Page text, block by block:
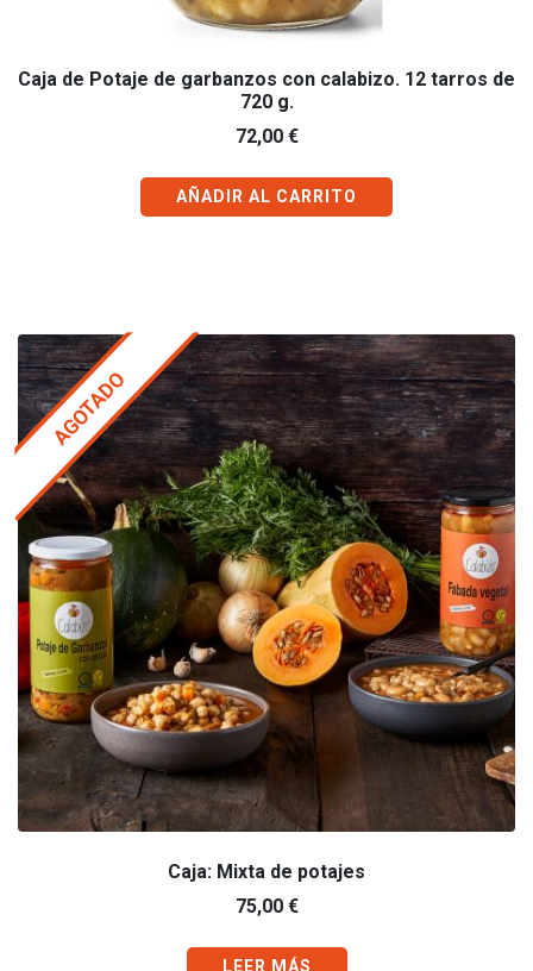
Caja de Potaje de garbanzos con calabizo. 12 tarros de
720 g.
72,00 €
AÑADIR AL CARRITO
AGOTADO
Caja: Mixta de potajes
75,00 €
LEER MÁS